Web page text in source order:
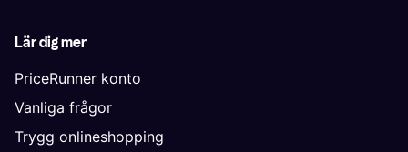
Lär dig mer
PriceRunner konto
Vanliga frågor
Trygg onlineshopping